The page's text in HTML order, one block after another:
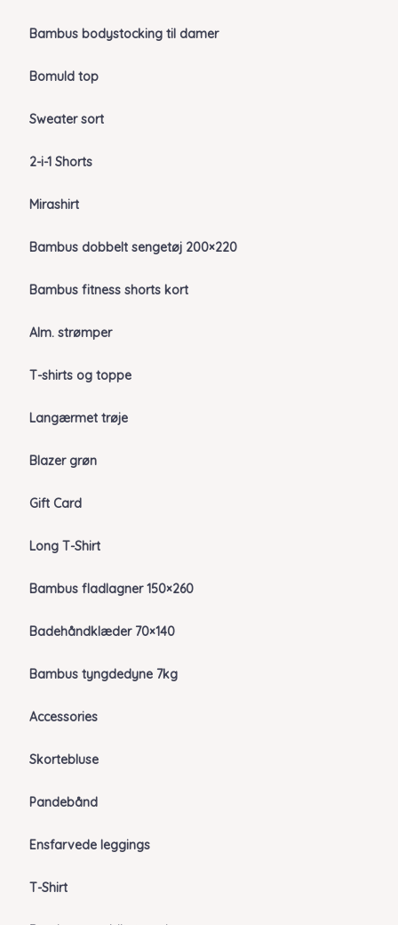
Bambus bodystocking til damer
Bomuld top
Sweater sort
2-i-1 Shorts
Mirashirt
Bambus dobbelt sengetøj 200×220
Bambus fitness shorts kort
Alm. strømper
T-shirts og toppe
Langærmet trøje
Blazer grøn
Gift Card
Long T-Shirt
Bambus fladlagner 150×260
Badehåndklæder 70×140
Bambus tyngdedyne 7kg
Accessories
Skortebluse
Pandebånd
Ensfarvede leggings
T-Shirt